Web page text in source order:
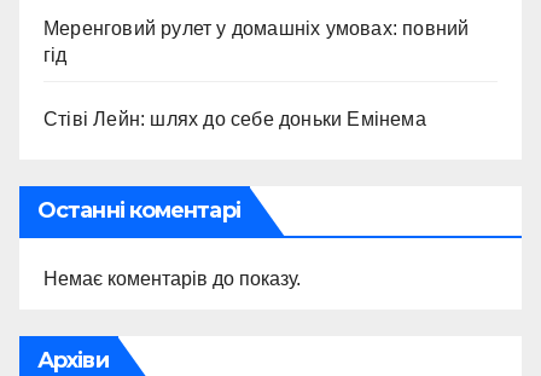
Меренговий рулет у домашніх умовах: повний
гід
Стіві Лейн: шлях до себе доньки Емінема
Останні коментарі
Немає коментарів до показу.
Архіви